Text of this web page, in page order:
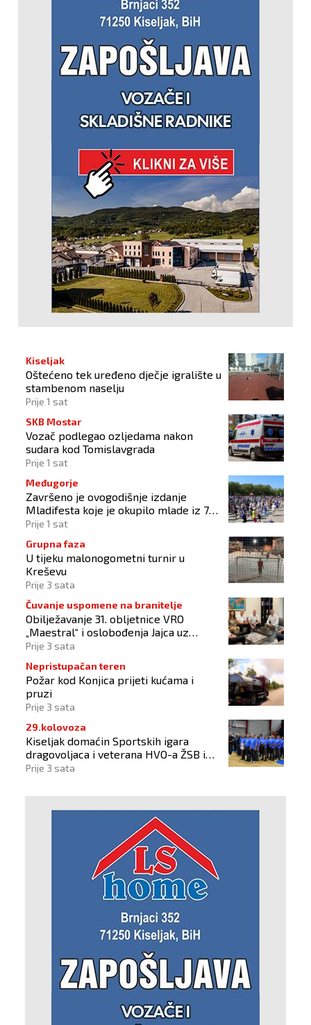
Kiseljak
Oštećeno tek uređeno dječje igralište u
stambenom naselju
Prije 1 sat
SKB Mostar
Vozač podlegao ozljedama nakon
sudara kod Tomislavgrada
Prije 1 sat
Međugorje
Završeno je ovogodišnje izdanje
Mladifesta koje je okupilo mlade iz 73
zemlje svijeta
Prije 1 sat
Grupna faza
U tijeku malonogometni turnir u
Kreševu
Prije 3 sata
Čuvanje uspomene na branitelje
Obilježavanje 31. obljetnice VRO
„Maestral“ i oslobođenja Jajca uz
pokroviteljstvo HNS-a BiH
Prije 3 sata
Nepristupačan teren
Požar kod Konjica prijeti kućama i
pruzi
Prije 3 sata
29.kolovoza
Kiseljak domaćin Sportskih igara
dragovoljaca i veterana HVO-a ŽSB i
Dana branitelja
Prije 3 sata